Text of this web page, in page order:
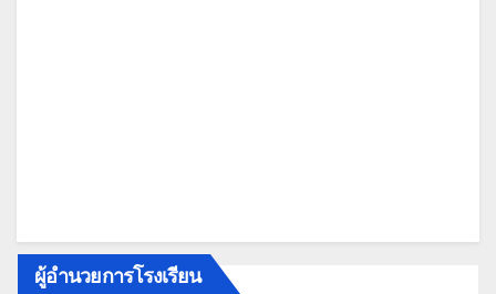
ผู้อำนวยการโรงเรียน